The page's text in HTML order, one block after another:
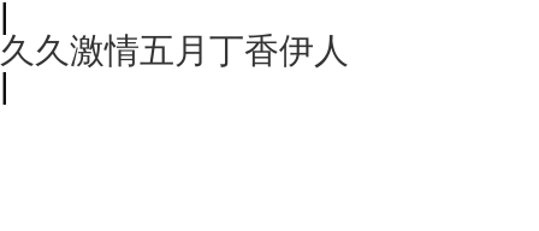
|
久久激情五月丁香伊人
|